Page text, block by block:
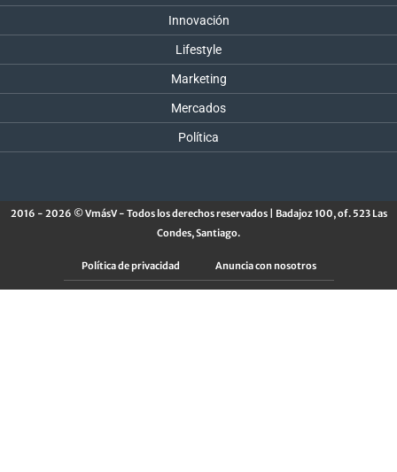
Innovación
Lifestyle
Marketing
Mercados
Política
2016 - 2026 © VmásV - Todos los derechos reservados | Badajoz 100, of. 523 Las
Condes, Santiago.
Política de privacidad Anuncia con nosotros